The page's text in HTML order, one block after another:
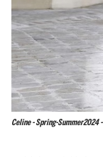
Celine - Spring-